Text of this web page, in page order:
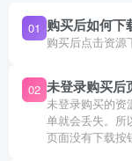
01 购买后如何下
购买后点击资源
02 未登录购买后
未登录购买的资
单就会丢失。所
页面没有下载按